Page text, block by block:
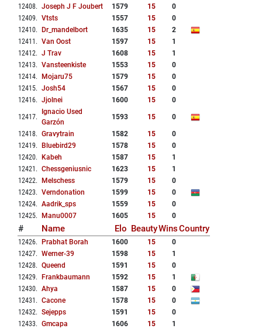
12408. Joseph J F Joubert 1579 15
0
12409. Vtsts 1557 15
0
12410. Dr_mandelbort 1635 15
2
12411 . Van Oost 1597 15
1
12412. J Trav 1608 15
1
12413. Vansteenkiste 1553 15
0
12414. Mojaru75 1579 15
0
12415. Josh54 1567 15
0
12416. Jjolnei 1600 15 0
12417.
Ignacio Used
Garzón
1593 15 0
12418. Gravytrain 1582 15
0
12419. Bluebird29 1578 15
0
12420. Kabeh 1587 15
1
12421 . Chessgeniusnic 1623 15
1
12422. Melschess 1579 15
0
12423. Verndonation 1599 15
0
12424. Aadrik_sps 1559 15
0
12425. Manu0007 1605 15 0
# Name Elo BeautyWinsCountry
12426. Prabhat Borah 1600 15
0
12427. Werner-39 1598 15
1
12428. Queend 1591 15
0
12429. Frankbaumann 1592 15
1
12430. Ahya 1587 15
0
12431 . Cacone 1578 15
0
12432. Sejepps 1591 15
0
12433. Gmcapa 1606 15
1